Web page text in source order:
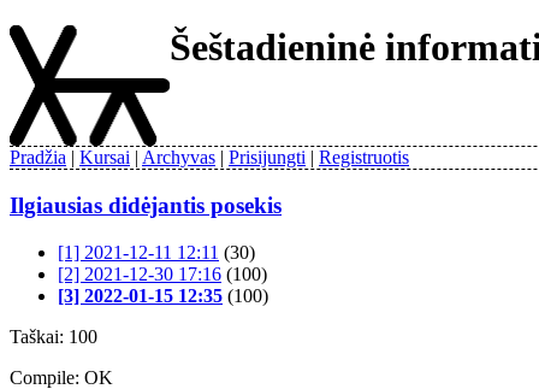
Šeštadieninė
Pradžia Kursai Archyvas Prisijungti Registruotis
Ilgiausias didėjantis posekis
[1] 2021-12-11 12:11 (30)
[2] 2021-12-30 17:16 (100)
[3] 2022-01-15 12:35 (100)
Taškai: 100
Compile: OK